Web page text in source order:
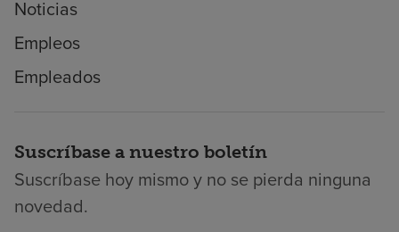
Noticias
Empleos
Empleados
Suscríbase a nuestro boletín
Suscríbase hoy mismo y no se pierda ninguna
novedad.